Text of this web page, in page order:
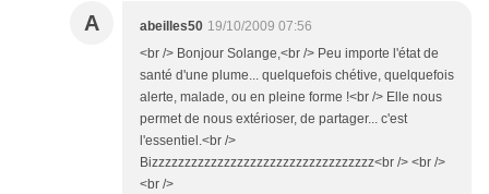
A abeilles50 19/10/2009 07:56
<br /> Bonjour Solange,<br /> Peu importe l'état de
santé d'une plume... quelquefois chétive, quelquefois
alerte, malade, ou en pleine forme !<br /> Elle nous
permet de nous extérioser, de partager... c'est
l'essentiel.<br />
Bizzzzzzzzzzzzzzzzzzzzzzzzzzzzzzzzzz<br /> <br />
<br />